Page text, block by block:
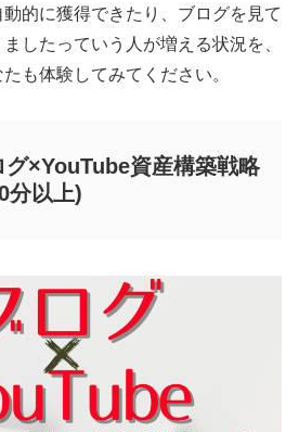
的に獲得できたり、ブログを見て
したっていう人が増える状況を、
も体験してみてください。
×YouTube資産構築戦略
分以上)